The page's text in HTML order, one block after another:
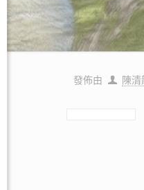
發佈由 陳